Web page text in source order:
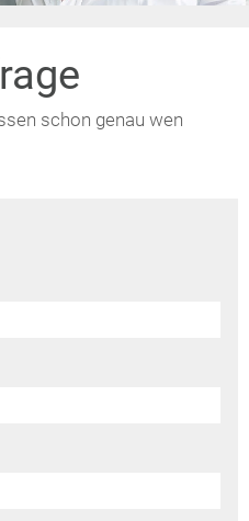
schon genau wen